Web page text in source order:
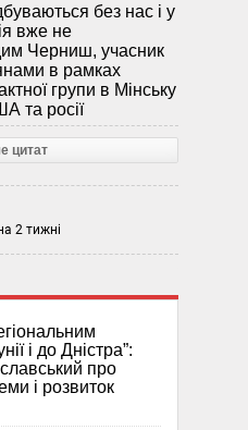
без нас і у
вже не
Черниш, учасник
в рамках
групи в Мінську
та росії
цитат
2 тижні
і до Дністра”:
про
і розвиток